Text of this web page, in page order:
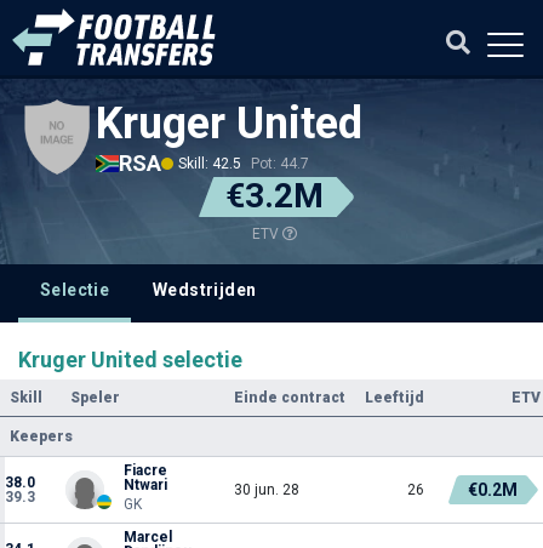
Kruger United
RSA Skill: 42.5 Pot: 44.7
€3.2M
ETV
Selectie Wedstrijden
Kruger United selectie
Skill Speler Einde contract Leeftijd ETV
Keepers
38.0
39.3
Fiacre
Ntwari
GK
30 jun. 28 26 €0.2M
Marcel